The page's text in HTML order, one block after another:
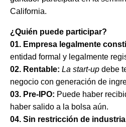
California.
¿Quién puede participar?
01. Empresa legalmente
entidad formal y legalmente
02. Rentable: La start-up debe
negocio con generación de
03. Pre-IPO: Puede haber
haber salido a la bolsa aún.
04. Sin restricción de